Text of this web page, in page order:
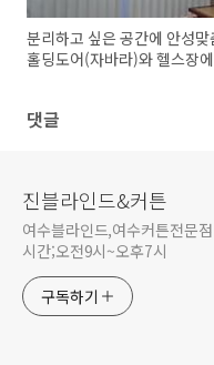
분리하고 싶은 공간에 안성맞
홀딩도어(자바라)와 헬스장에
댓글
진블라인드&커튼
여수블라인드,여수커튼전문
시간;오전9시~오후7시
구독하기